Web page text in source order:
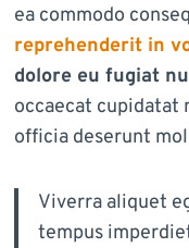
ea commodo
reprehenderit in
dolore eu fugiat
occaecat cupidatat
officia deserunt
Viverra aliquet
tempus